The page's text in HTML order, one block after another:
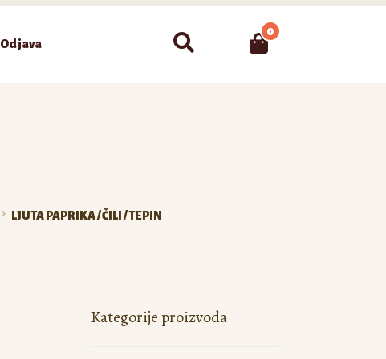
Odjava
Pretraži 0
LJUTA PAPRIKA / ČILI / TEPIN
Kategorije proizvoda